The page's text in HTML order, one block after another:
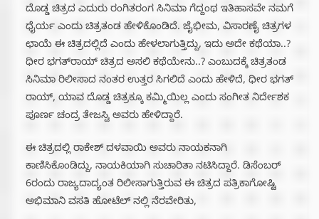
ದೊಡ್ಡ ಚಿತ್ರದ ಎದುರು ರಂಗಿತರಂಗ ಸಿನಿಮಾ ಗೆದ್ದಂಥ ಇತಿಹಾಸವೇ ನಮಗೆ
ಧೈರ್ಯ ಎಂದು ಚಿತ್ರತಂಡ ಹೇಳಿಕೊಂಡಿದೆ. ಜೈಭೀಮ, ವಿಸಾರಣೈ ಚಿತ್ರಗಳ
ಛಾಯೆ ಈ ಚಿತ್ರದಲ್ಲಿದೆ ಎಂದು ಹೇಳಲಾಗುತ್ತಿದ್ದು, ಇದು ಅದೇ ಕಥೆಯಾ..?
ಧೀರ ಭಗತ್‌ರಾಯ್ ಚಿತ್ರದ ಅಸಲಿ ಕಥೆಯೇನು..? ಎಂಬುದಕ್ಕೆ ಚಿತ್ರತಂಡ
ಸಿನಿಮಾ ರಿಲೀಸಾದ ನಂತರ ಉತ್ತರ ಸಿಗಲಿದೆ ಎಂದು ಹೇಳಿದೆ, ಧೀರ ಭಗತ್
ರಾಯ್, ಯಾವ ದೊಡ್ಡ ಚಿತ್ರಕ್ಕೂ ಕಮ್ಮಿಯಿಲ್ಲ ಎಂದು ಸಂಗೀತ ನಿರ್ದೇಶಕ
ಪೂರ್ಣ ಚಂದ್ರ ತೇಜಸ್ವಿ ಅವರು ಹೇಳಿದ್ದಾರೆ.
ಈ ಚಿತ್ರದಲ್ಲಿ ರಾಕೇಶ್ ದಳವಾಯಿ ಅವರು ನಾಯಕನಾಗಿ
ಕಾಣಿಸಿಕೊಂಡಿದ್ದು, ನಾಯಕಿಯಾಗಿ ಸುಚಾರಿತಾ ನಟಿಸಿದ್ದಾರೆ. ಡಿಸೆಂಬರ್
6ರಂದು ರಾಜ್ಯದಾದ್ಯಂತ ರಿಲೀಸಾಗುತ್ತಿರುವ ಈ ಚಿತ್ರದ ಪತ್ರಿಕಾಗೋಷ್ಟಿ
ಅಭಿಮಾನಿ ವಸತಿ ಹೋಟೆಲ್ ನಲ್ಲಿ ನೆರವೇರಿತು,